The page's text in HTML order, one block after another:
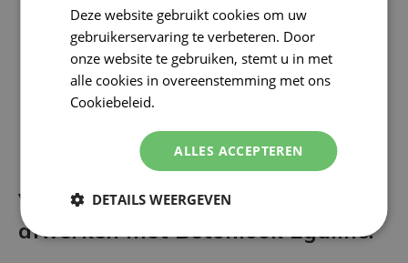
Voor- en nadelen van het
afwerken met Betonlook Egaline:
Deze website gebruikt cookies om uw
gebruikerservaring te verbeteren. Door
onze website te gebruiken, stemt u in met
alle cookies in overeenstemming met ons
Cookiebeleid.
ALLES ACCEPTEREN
DETAILS WEERGEVEN